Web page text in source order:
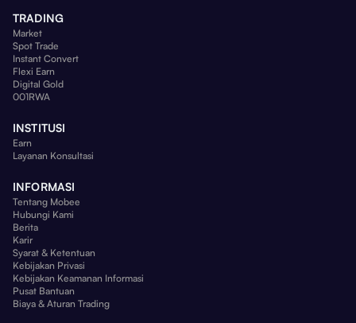
TRADING
Market
Spot Trade
Instant Convert
Flexi Earn
Digital Gold
001RWA
INSTITUSI
Earn
Layanan Konsultasi
INFORMASI
Tentang Mobee
Hubungi Kami
Berita
Karir
Syarat & Ketentuan
Kebijakan Privasi
Kebijakan Keamanan Informasi
Pusat Bantuan
Biaya & Aturan Trading